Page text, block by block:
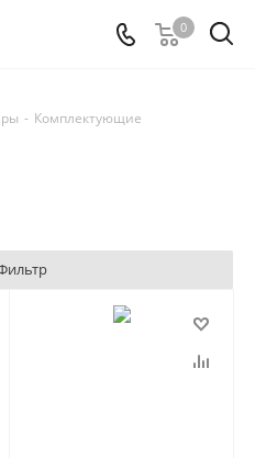
0
- Комплектующие